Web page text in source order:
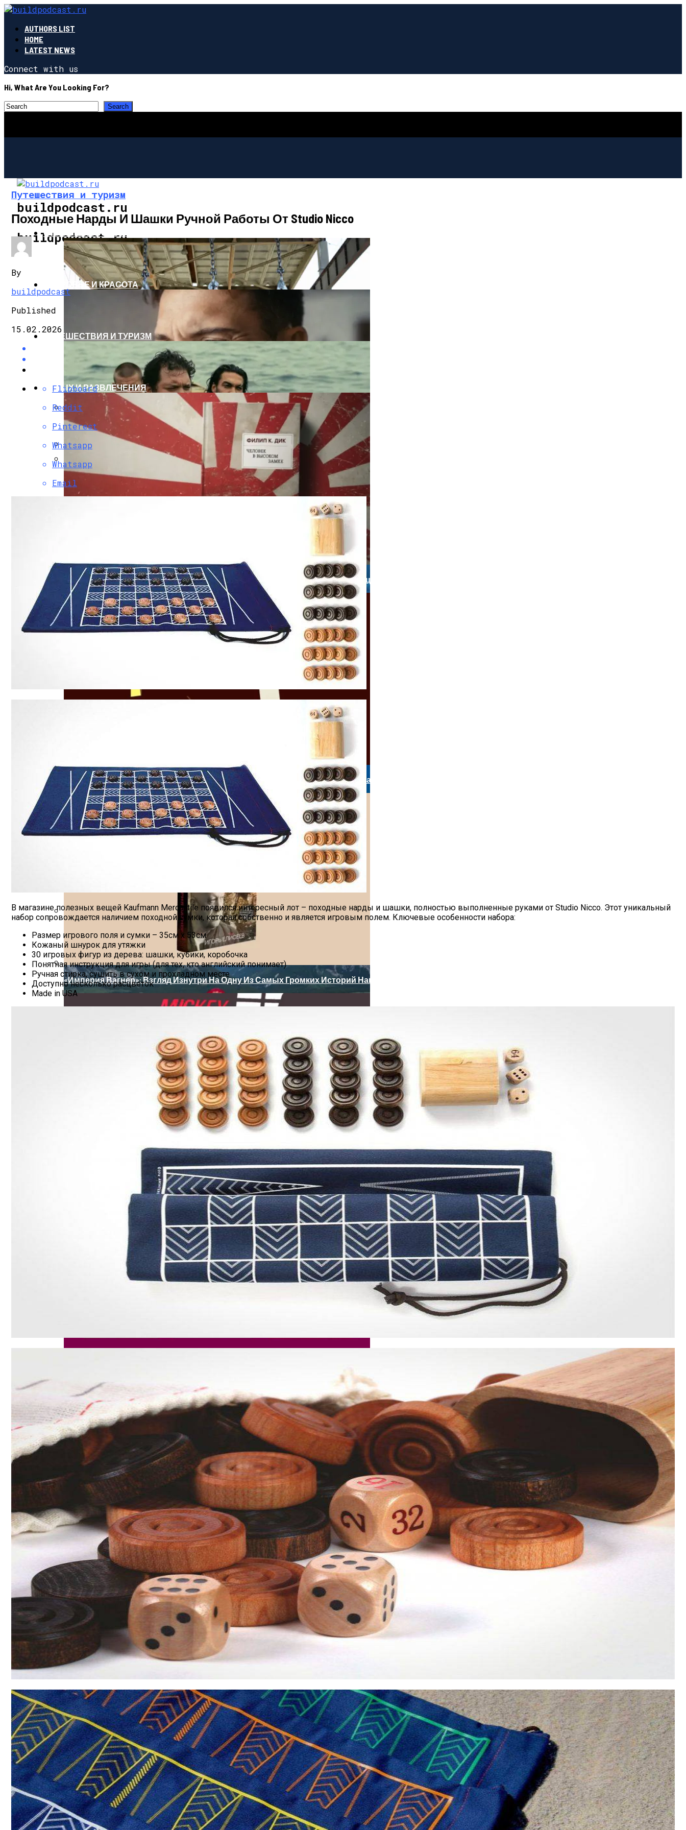
AUTHORS LIST
HOME
LATEST NEWS
Connect with us
Hi, What Are You Looking For?
buildpodcast.ru
buildpodcast.ru
СТРОИТЕЛЬСТВО И РЕМОНТ
«Сибирский Цемент» Подвёл Итоги За Девять Месяцев 2021 Года
В Санкт-Петербурге Открылся Отель IN2IT
Проект Нового Детского Сада Во Всеволожске
Первичный Рынок Сервисных Апартаментов Санкт-Петербурга: Итоги I Полугодия 2026 Года
Рынок Офисной Недвижимости В Санкт-Петербурге: Результаты За 9 Месяцев 2021 Года
ЗДОРОВЬЕ И КРАСОТА
Почему Проблемы С Зубами Могут Отразиться На Пищеварении? Топ-5 Советов Для Профилактики От Стоматолога
Изучайте Транзитный Анализ Онлайн С Институтом Smart И Расширьте Свои Границы
Арахисовая Паста Sugar Free (без Сахара) От Be First
Принципы Красивой Осанки
ПУТЕШЕСТВИЯ И ТУРИЗМ
Как Отдыхать Как Джейсон Момоа И Александр Овечкин: Шесть Идей Для Активного Путешествия
Как Планировать Самостоятельное Путешествие: 8 Ключевых Моментов
Дербент: Путеводитель По Главным Достопримечательностям Древнего Города
7 Мифов О Путешествиях
ОТДЫХ И РАЗВЛЕЧЕНИЯ
«Человек В Высоком Замке» Филипа К. Дика: Мир, В Котором Победили Нацисты
“Дело Магазинной Воровки” Эрла Гарднера. И Адвокаты Бывают Детективами
«Империя Вагнер»: Взгляд Изнутри На Одну Из Самых Громких Историй Нашего Времени
“Ликвидатор” Микки Спиллейна. Жалкий Конец Озабоченного Киллера
Нон-Фикшн Новой Волны: От Саморазвития К Искусству Жить
Путешествия и туризм
Походные Нарды И Шашки Ручной Работы От Studio Nicco
By
buildpodcast
Published
15.02.2026
Flipboard
Reddit
Pinterest
Whatsapp
Whatsapp
Email
В магазине полезных вещей Kaufmann Mercantile появился интересный лот – походные нарды и шашки, полностью выполненные руками от Studio Nicco. Этот уникальный
набор сопровождается наличием походной сумки, которая собственно и является игровым полем. Ключевые особенности набора:
Размер игрового поля и сумки – 35см x 53см
Кожаный шнурок для утяжки
30 игровых фигур из дерева: шашки, кубики, коробочка
Понятная инструкция для игры (для тех, кто английский понимает)
Ручная стирка, сушить в сухом и прохладном месте
Доступно несколько расцветок
Made in USA